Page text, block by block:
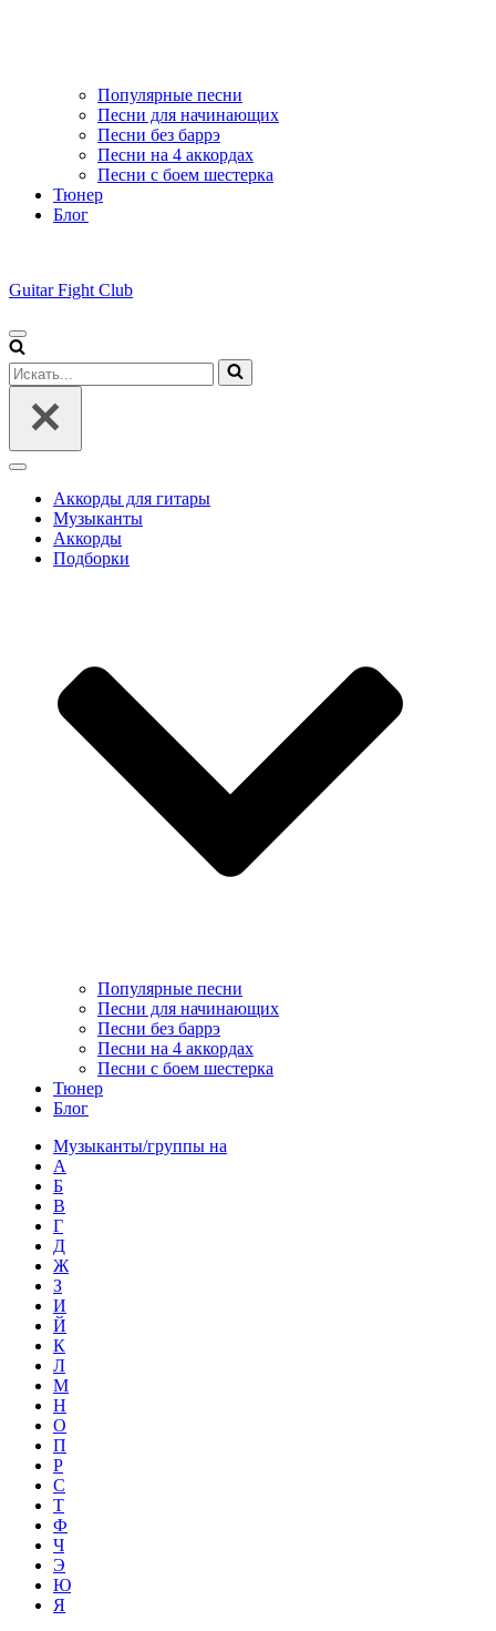
Популярные песни
Песни для начинающих
Песни без баррэ
Песни на 4 аккордах
Песни с боем шестерка
Тюнер
Блог
Guitar Fight Club
Меню
навигации
Искать...
Меню
навигацииАккорды для гитары
Музыканты
Аккорды
Подборки
Популярные песни
Песни для начинающих
Песни без баррэ
Песни на 4 аккордах
Песни с боем шестерка
Тюнер
Блог
Музыканты/группы на
А
Б
В
Г
Д
Ж
З
И
Й
К
Л
М
Н
О
П
Р
С
Т
Ф
Ч
Э
Ю
Я